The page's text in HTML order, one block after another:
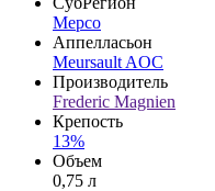
Мерсо
Аппелласьон
Meursault AOC
Производитель
Frederic Magnien
Крепость
13%
Объем
0,75 л